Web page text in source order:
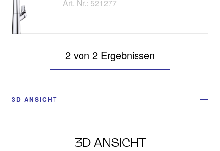
Art. Nr.: 521277
2 von 2 Ergebnissen
3D ANSICHT
3D ANSICHT